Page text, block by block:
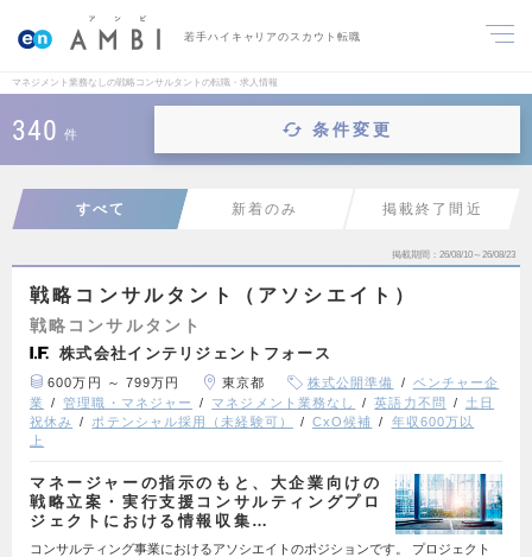
若手ハイキャリアのスカウト転職
マネジメント業務なしの戦略コンサルタントの転職・求人情報
340 件 条件変更
すべて 新着のみ 掲載終了間近
掲載期間 26/08/10～26/08/23
戦略コンサルタント（アソシエイト）
戦略コンサルタント
株式会社インテリジェントフォース
600万円 ～ 799万円 東京都 株式公開準備
ベンチャー企
業
管理職・マネジャー マネジメント業務なし 英語力不問
土日
祝休み
ポテンシャル採用（未経験可） CxO候補
年収600万以
上
マネージャーの指示のもと、大企業向けの
戦略立案・実行支援コンサルティングプロ
ジェクトにおける情報収集…
コンサルティング事業におけるアソシエイトのポジションです。 プロジェクト